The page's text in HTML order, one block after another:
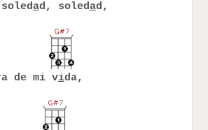
ad, soledad,
de mi vida,